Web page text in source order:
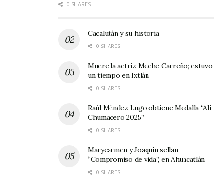
0 SHARES
Cacalután y su historia
0 SHARES
Muere la actriz Meche Carreño; estuvo
un tiempo en Ixtlán
0 SHARES
Raúl Méndez Lugo obtiene Medalla “Alí
Chumacero 2025”
0 SHARES
Marycarmen y Joaquín sellan
“Compromiso de vida”, en Ahuacatlán
0 SHARES